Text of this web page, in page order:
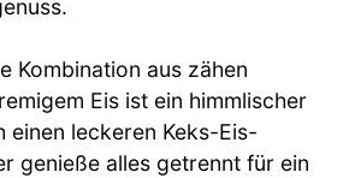
Kombination aus zähen
Eis ist ein himmlischer
einen leckeren Keks-Eis-
genieße alles getrennt für ein